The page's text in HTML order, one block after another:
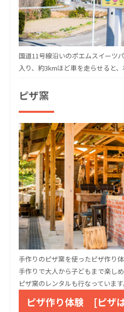
国道11号線沿いのポエムスイーツ
入り、約3kmほど車を走らせると、
ピザ窯
手作りのピザ窯を使ったピザ作り
手作りで大人から子どもまで楽し
ピザ窯のレンタルも行なっています
ピザ作り体験 [ピザ